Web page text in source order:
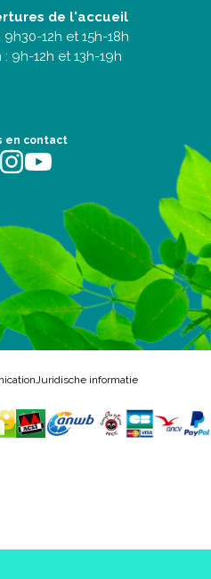
de l'accueil
12h et 15h-18h
9h-12h et 13h-19h
en contact
fr-fr.facebook.com/terredentente/
https://www.instagram.com/
https://youtu.be/
Juridische informatie